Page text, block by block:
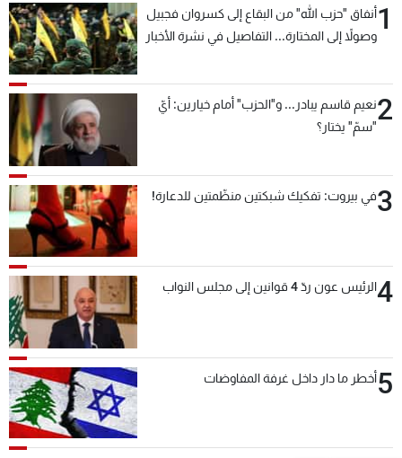
1أنفاق "حزب الله" من البقاع إلى كسروان فجبيل
وصولاً إلى المختارة... التفاصيل في نشرة الأخبار
2نعيم قاسم يبادر... و"الحزب" أمام خيارين: أيّ
"سمّ" يختار؟
3في بيروت: تفكيك شبكتين منظّمتين للدعارة!
4الرئيس عون ردّ 4 قوانين إلى مجلس النواب
5أخطر ما دار داخل غرفة المفاوضات